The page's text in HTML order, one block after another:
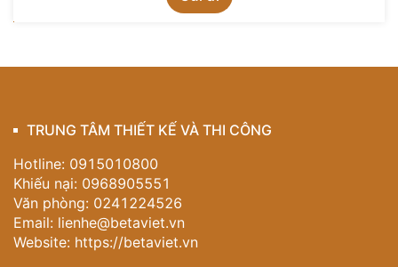
TRUNG TÂM THIẾT KẾ VÀ THI CÔNG
Hotline: 0915010800
Khiếu nại: 0968905551
Văn phòng: 0241224526
Email: lienhe@betaviet.vn
Website: https://betaviet.vn